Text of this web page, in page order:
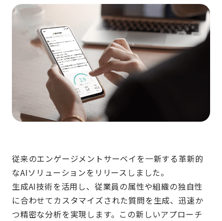
従来のエンゲージメントサーベイを一新する革新的
なAIソリューションをリリースしました。
生成AI技術を活用し、従業員の属性や組織の独自性
に合わせてカスタマイズされた質問を生成、迅速か
つ精密な分析を実現します。この新しいアプローチ